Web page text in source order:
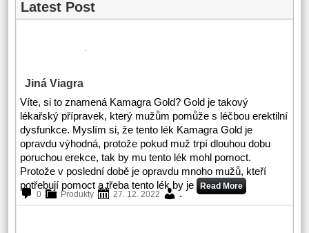
Latest Post
Jiná Viagra
Víte, si to znamená Kamagra Gold? Gold je takový
lékařský přípravek, který mužům pomůže s léčbou erektilní
dysfunkce. Myslím si, že tento lék Kamagra Gold je
opravdu výhodná, protože pokud muž trpí dlouhou dobu
poruchou erekce, tak by mu tento lék mohl pomoct.
Protože v poslední době je opravdu mnoho mužů, kteří
potřebují pomoct a třeba tento lék by je Read More
0
Produkty 27. 12. 2022 .